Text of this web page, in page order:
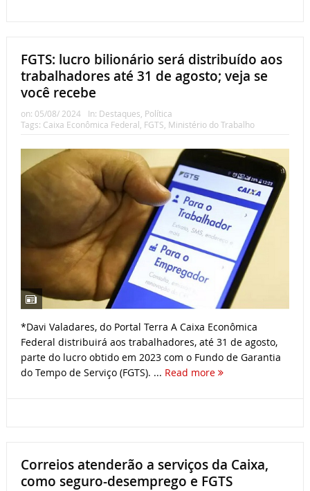
FGTS: lucro bilionário será distribuído aos
trabalhadores até 31 de agosto; veja se
você recebe
on: 05/08/ 2024 In: Destaques, Política
Tags: Caixa Econômica Federal, FGTS, Ministério do Trabalho
*Davi Valadares, do Portal Terra A Caixa Econômica
Federal distribuirá aos trabalhadores, até 31 de agosto,
parte do lucro obtido em 2023 com o Fundo de Garantia
do Tempo de Serviço (FGTS). ... Read more
Correios atenderão a serviços da Caixa,
como seguro-desemprego e FGTS